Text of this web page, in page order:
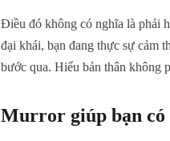
Điều đó không có nghĩa là phải
đại khái, bạn đang thực sự cảm
bước qua. Hiểu bản thân không
Murror giúp bạn có